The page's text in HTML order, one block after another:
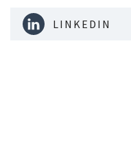
LINKEDIN